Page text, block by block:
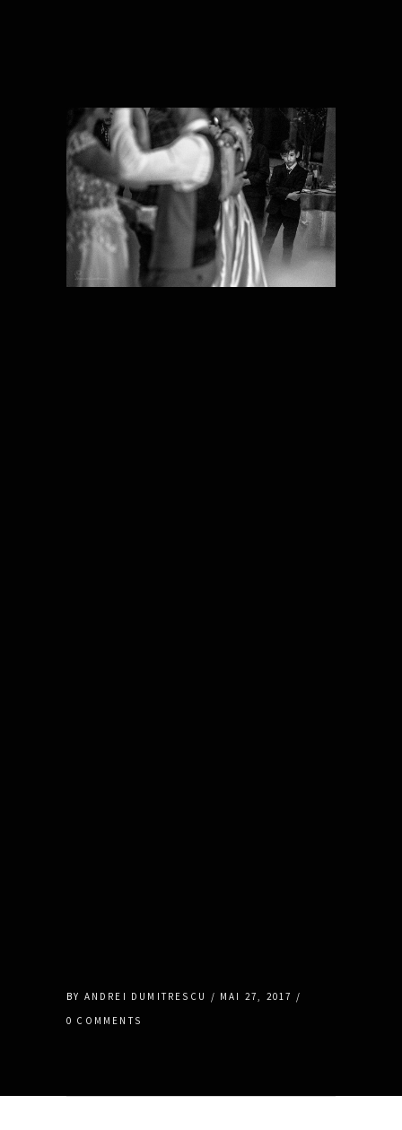
BY ANDREI DUMITRESCU
MAI 27, 2017
0 COMMENTS